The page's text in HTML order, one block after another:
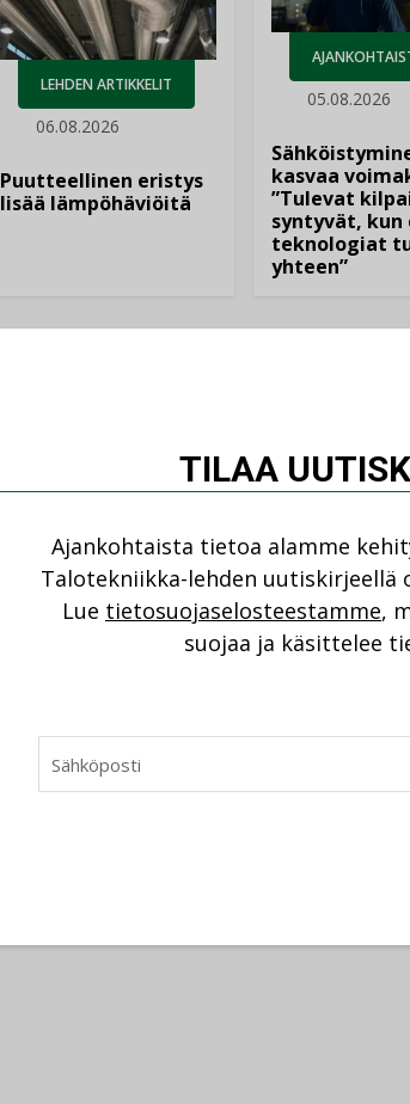
LEHDEN ARTIKKELIT
06.08.2026
Puutteellinen eristys
lisää lämpöhäviöitä
05.08.2026
kasvaa
”Tulevat
syntyvät,
teknologiat
yhteen”
TILAA
Ajankohtaista tietoa alamme
Talotekniikka-lehden uutiskirjeellä
Lue tietosuojaselosteestamme,
suojaa ja käsittelee